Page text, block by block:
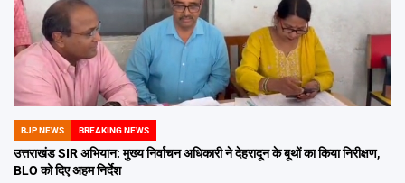
POSTED
IN
BJP NEWS BREAKING NEWS
उत्तराखंड SIR अभियान: मुख्य निर्वाचन अधिकारी ने देहरादून के बूथों का किया निरीक्षण,
BLO को दिए अहम निर्देश